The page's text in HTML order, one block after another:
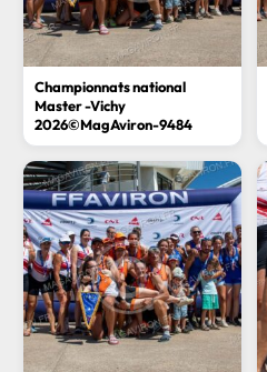
Championnats national
Master -Vichy
2026©MagAviron-9484